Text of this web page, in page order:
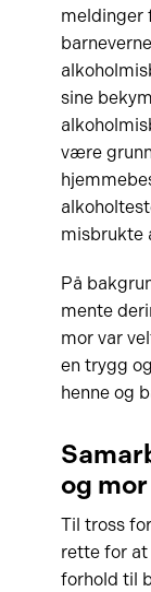
meldinger
sine
være
misbrukte
På
mente
mor var
en trygg
henne og
og
Til tross
rette for
forhold til